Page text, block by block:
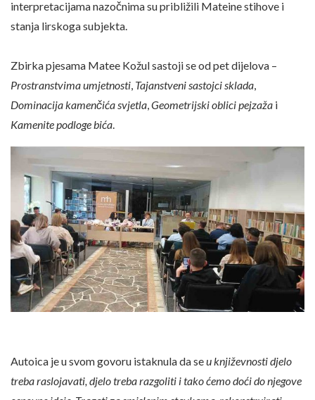
interpretacijama nazočnima su približili Mateine stihove i
stanja lirskoga subjekta.
Zbirka pjesama Matee Kožul sastoji se od pet dijelova –
Prostranstvima umjetnosti, Tajanstveni sastojci sklada,
Dominacija kamenčića svjetla,Geometrijski oblici pejzaža i
Kamenite podloge bića.
Autoica je u svom govoru istaknula da seu književnosti djelo
treba raslojavati, djelo treba razgoliti i tako ćemo doći do njegove